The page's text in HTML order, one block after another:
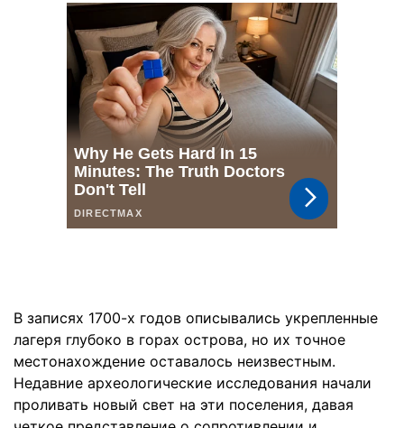
В записях 1700-х годов описывались укрепленные
лагеря глубоко в горах острова, но их точное
местонахождение оставалось неизвестным.
Недавние археологические исследования начали
проливать новый свет на эти поселения, давая